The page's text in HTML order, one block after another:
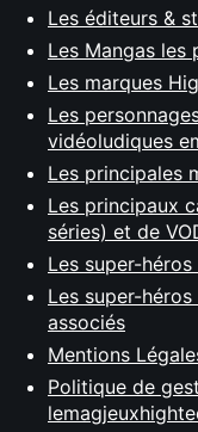
Les éditeurs &
Les Mangas les
Les marques
Les
vidéoludiques
Les principales
Les principaux
séries) et de
Les super-
Les super-
associés
Mentions
Politique de